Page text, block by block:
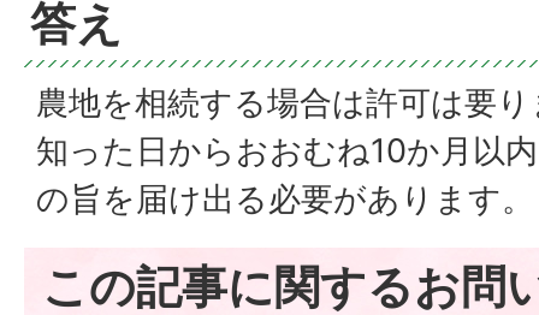
答え
農地を相続する場合は許可は要
知った日からおおむね10か月以
の旨を届け出る必要があります。
この記事に関するお問